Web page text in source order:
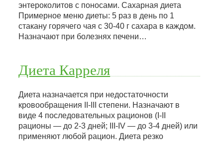
энтероколитов с поносами. Сахарная диета
Примерное меню диеты: 5 раз в день по 1
стакану горячего чая с 30-40 г сахара в каждом.
Назначают при болезнях печени…
Диета Карреля
Диета назначается при недостаточности
кровообращения II-III степени. Назначают в
виде 4 последовательных рационов (I-II
рационы — до 2-3 дней; III-IV — до 3-4 дней) или
применяют любой рацион. Диета резко